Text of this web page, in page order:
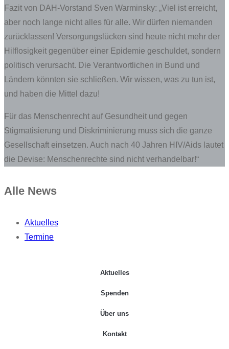
Fazit von DAH-Vorstand Sven Warminsky: „Viel ist erreicht,
aber noch lange nicht alles für alle. Wir dürfen niemanden
zurücklassen! Versorgungslücken sind heute nicht mehr der
Hilflosigkeit gegenüber einer Epidemie geschuldet, sondern
politisch verursacht. Die Verantwortlichen in Bund und
Ländern könnten sie schließen. Wir wissen, was zu tun ist,
und haben die Mittel dazu!
Für das Menschenrecht auf Gesundheit und gegen
Stigmatisierung und Diskriminierung muss sich die ganze
Gesellschaft einsetzen. Auch nach 40 Jahren HIV/Aids lautet
die Devise: Menschenrechte sind nicht verhandelbar!“
Alle News
Aktuelles
Termine
Aktuelles
Spenden
Über uns
Kontakt